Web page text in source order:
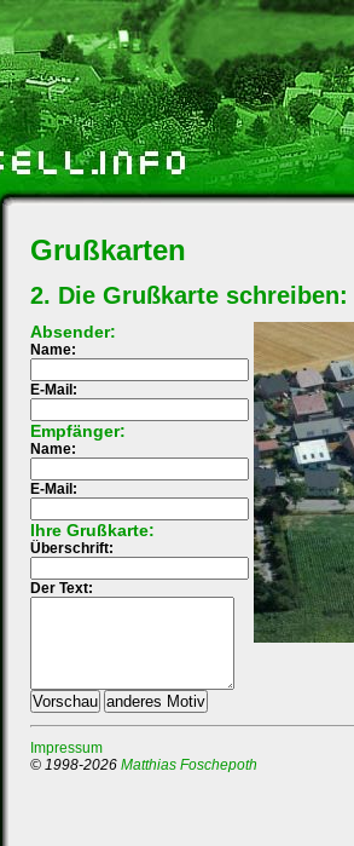
Grußkarten
2. Die Grußkarte schreiben:
Absender:
Name:
E-Mail:
Empfänger:
Name:
E-Mail:
Ihre Grußkarte:
Überschrift:
Der Text:
Impressum
© 1998-2026 Matthias Foschepoth